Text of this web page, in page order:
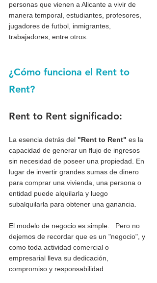
personas que vienen a Alicante a vivir de
manera temporal, estudiantes, profesores,
jugadores de futbol, inmigrantes,
trabajadores, entre otros.
¿Cómo funciona el Rent to
Rent?
Rent to Rent significado:
La esencia detrás del "Rent to Rent" es la
capacidad de generar un flujo de ingresos
sin necesidad de poseer una propiedad. En
lugar de invertir grandes sumas de dinero
para comprar una vivienda, una persona o
entidad puede alquilarla y luego
subalquilarla para obtener una ganancia.
El modelo de negocio es simple.   Pero no
dejemos de recordar que es un "negocio", y
como toda actividad comercial o
empresarial lleva su dedicación,
compromiso y responsabilidad.